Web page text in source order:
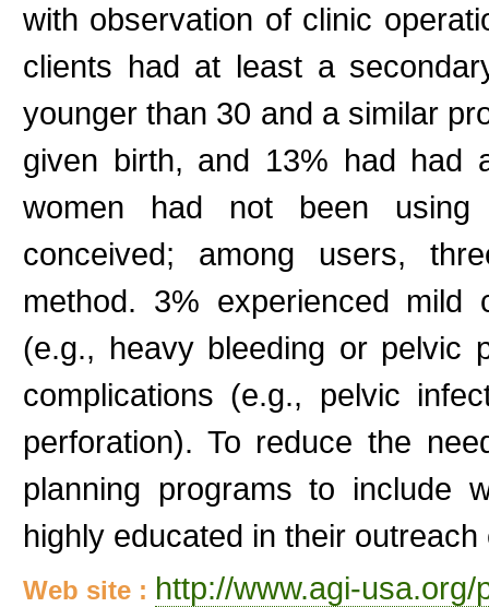
with observation of clinic
clients had at least a
younger than 30 and a similar
given birth, and 13% had had
women had not been using
conceived; among users,
method. 3% experienced mild
(e.g., heavy bleeding or pelvic
complications (e.g., pelvic
perforation). To reduce the
planning programs to include
highly educated in their
Web site : http://www.agi-